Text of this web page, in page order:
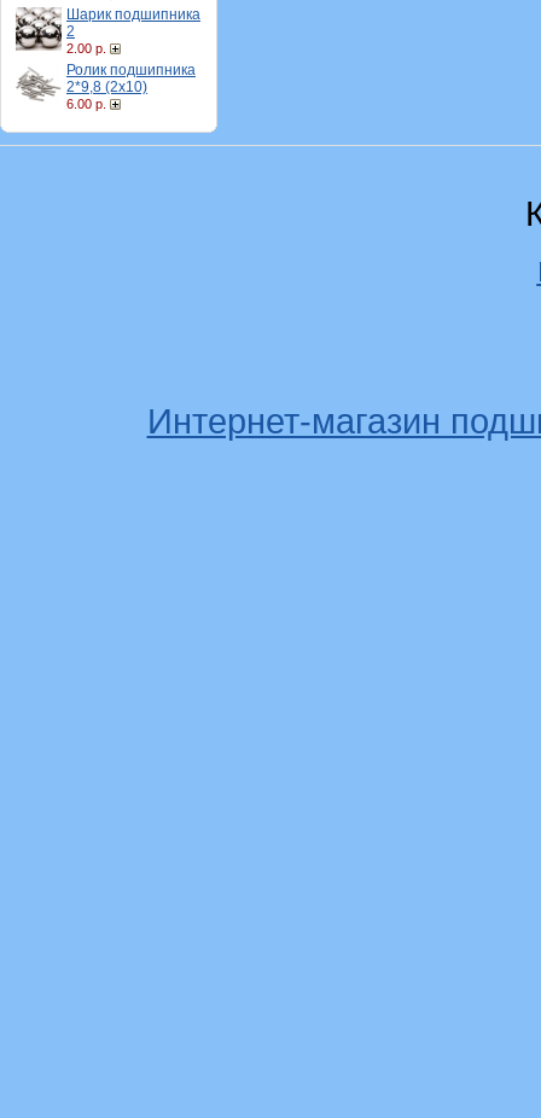
Шарик подшипника
2
2.00 р.
Ролик подшипника
2*9,8 (2х10)
6.00 р.
Интернет-магазин